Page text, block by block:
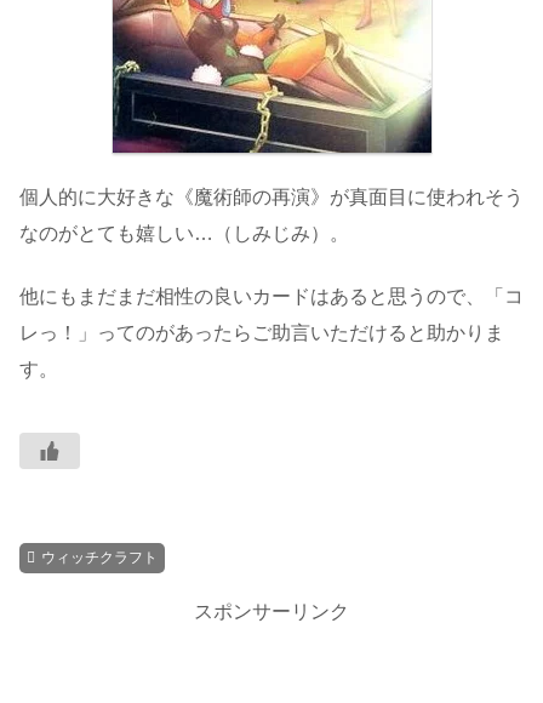
個人的に大好きな《魔術師の再演》が真面目に使われそう
なのがとても嬉しい…（しみじみ）。
他にもまだまだ相性の良いカードはあると思うので、「コ
レっ！」ってのがあったらご助言いただけると助かりま
す。
ウィッチクラフト
スポンサーリンク